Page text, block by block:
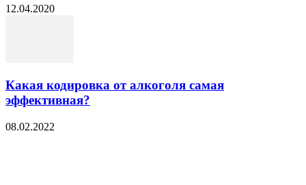
12.04.2020
Какая кодировка от алкоголя самая
эффективная?
08.02.2022